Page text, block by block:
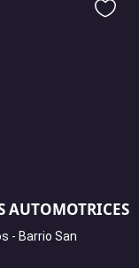
AUTOMOTRICES
- Barrio San